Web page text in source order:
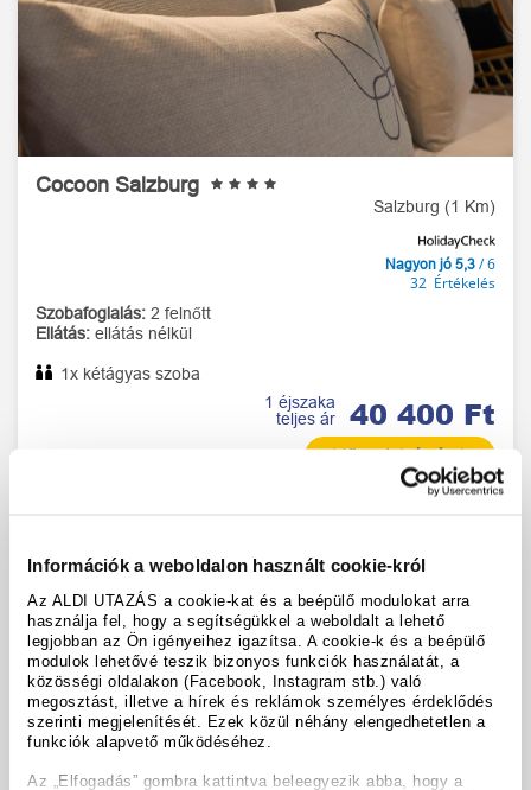
Információk a weboldalon használt cookie-król
Az ALDI UTAZÁS a cookie-kat és a beépülő modulokat arra
használja fel, hogy a segítségükkel a weboldalt a lehető
legjobban az Ön igényeihez igazítsa. A cookie-k és a beépülő
modulok lehetővé teszik bizonyos funkciók használatát, a
közösségi oldalakon (Facebook, Instagram stb.) való
megosztást, illetve a hírek és reklámok személyes érdeklődés
szerinti megjelenítését. Ezek közül néhány elengedhetetlen a
funkciók alapvető működéséhez.
Az „Elfogadás” gombra kattintva beleegyezik abba, hogy a
Cocoon Salzburg
Salzburg (1 Km)
Nagyon jó 5,3 / 6
32 Értékelés
Szobafoglalás: 2 felnőtt
Ellátás: ellátás nélkül
1x kétágyas szoba
1 éjszaka
teljes ár
40 400 Ft
Időpontok és árak